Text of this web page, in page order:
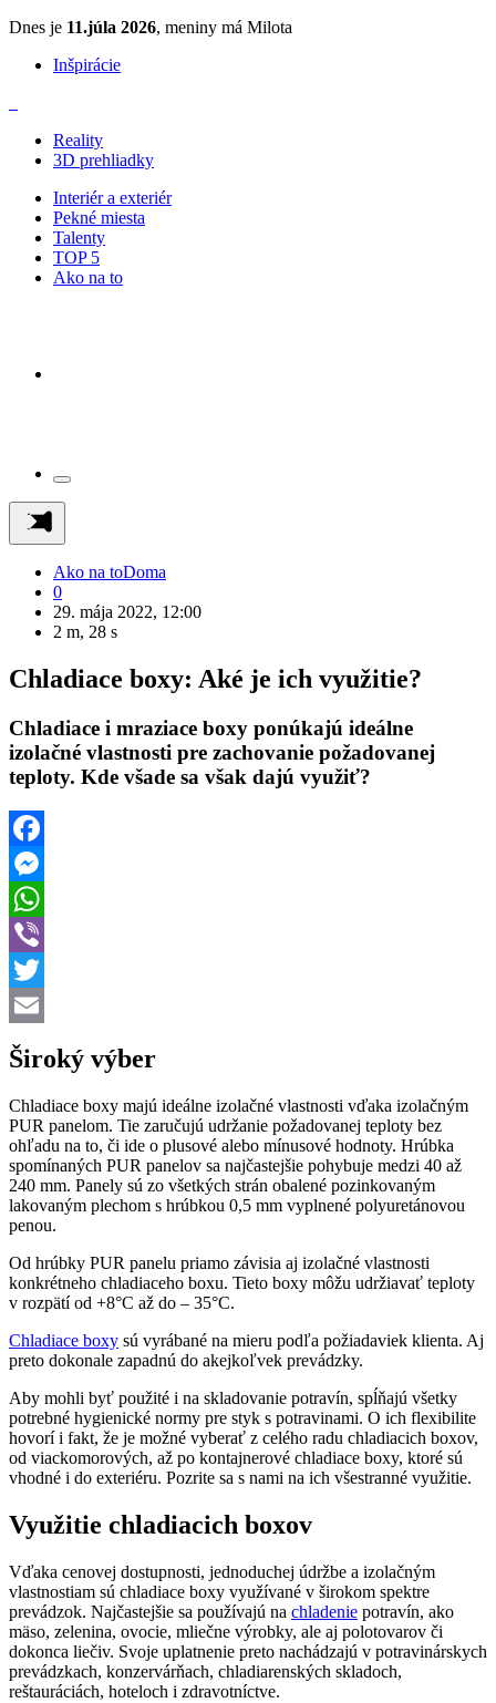
Dnes je 11.júla 2026, meniny má Milota
Inšpirácie
Reality
3D prehliadky
Interiér a exteriér
Pekné miesta
Talenty
TOP 5
Ako na to
Ako na toDoma
0
29. mája 2022, 12:00
2 m, 28 s
Chladiace boxy: Aké je ich využitie?
Chladiace i mraziace boxy ponúkajú ideálne
izolačné vlastnosti pre zachovanie požadovanej
teploty. Kde všade sa však dajú využiť?
Facebook
Messenger
WhatsApp
Viber
Twitter
Email
Široký výber
Chladiace boxy majú ideálne izolačné vlastnosti vďaka izolačným
PUR panelom. Tie zaručujú udržanie požadovanej teploty bez
ohľadu na to, či ide o plusové alebo mínusové hodnoty. Hrúbka
spomínaných PUR panelov sa najčastejšie pohybuje medzi 40 až
240 mm. Panely sú zo všetkých strán obalené pozinkovaným
lakovaným plechom s hrúbkou 0,5 mm vyplnené polyuretánovou
penou.
Od hrúbky PUR panelu priamo závisia aj izolačné vlastnosti
konkrétneho chladiaceho boxu. Tieto boxy môžu udržiavať teploty
v rozpätí od +8°C až do – 35°C.
Chladiace boxy sú vyrábané na mieru podľa požiadaviek klienta. Aj
preto dokonale zapadnú do akejkoľvek prevádzky.
Aby mohli byť použité i na skladovanie potravín, spĺňajú všetky
potrebné hygienické normy pre styk s potravinami. O ich flexibilite
hovorí i fakt, že je možné vyberať z celého radu chladiacich boxov,
od viackomorových, až po kontajnerové chladiace boxy, ktoré sú
vhodné i do exteriéru. Pozrite sa s nami na ich všestranné využitie.
Využitie chladiacich boxov
Vďaka cenovej dostupnosti, jednoduchej údržbe a izolačným
vlastnostiam sú chladiace boxy využívané v širokom spektre
prevádzok. Najčastejšie sa používajú na chladenie potravín, ako
mäso, zelenina, ovocie, mliečne výrobky, ale aj polotovarov či
dokonca liečiv. Svoje uplatnenie preto nachádzajú v potravinárskych
prevádzkach, konzervárňach, chladiarenských skladoch,
reštauráciách, hoteloch i zdravotníctve.